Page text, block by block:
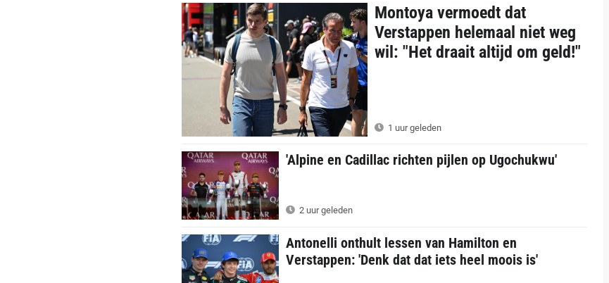
Montoya vermoedt dat
Verstappen helemaal niet weg
wil: "Het draait altijd om geld!"
1 uur geleden
'Alpine en Cadillac richten pijlen op Ugochukwu'
2 uur geleden
Antonelli onthult lessen van Hamilton en
Verstappen: 'Denk dat dat iets heel moois is'